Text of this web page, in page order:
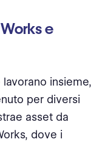
e
insieme,
per diversi
asset da
dove i